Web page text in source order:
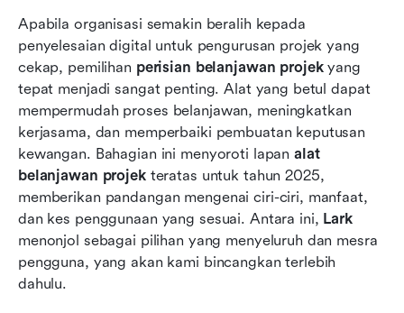
Apabila organisasi semakin beralih kepada
penyelesaian digital untuk pengurusan projek yang
cekap, pemilihan perisian belanjawan projek yang
tepat menjadi sangat penting. Alat yang betul dapat
mempermudah proses belanjawan, meningkatkan
kerjasama, dan memperbaiki pembuatan keputusan
kewangan. Bahagian ini menyoroti lapan alat
belanjawan projek teratas untuk tahun 2025,
memberikan pandangan mengenai ciri-ciri, manfaat,
dan kes penggunaan yang sesuai. Antara ini, Lark
menonjol sebagai pilihan yang menyeluruh dan mesra
pengguna, yang akan kami bincangkan terlebih
dahulu.